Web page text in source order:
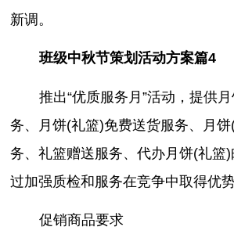
新调。
班级中秋节策划活动方案篇4
推出“优质服务月”活动，提供
务、月饼(礼篮)免费送货服务、月
务、礼篮赠送服务、代办月饼(礼篮
过加强质检和服务在竞争中取得优势
促销商品要求